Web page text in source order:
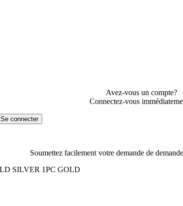
Avez-vous un compte?
Connectez-vous
Se connecter
Soumettez facilement votre demande de